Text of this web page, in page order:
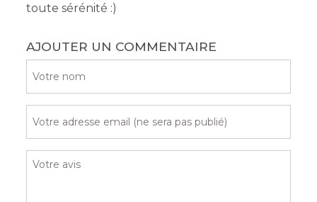
toute sérénité :)
AJOUTER UN COMMENTAIRE